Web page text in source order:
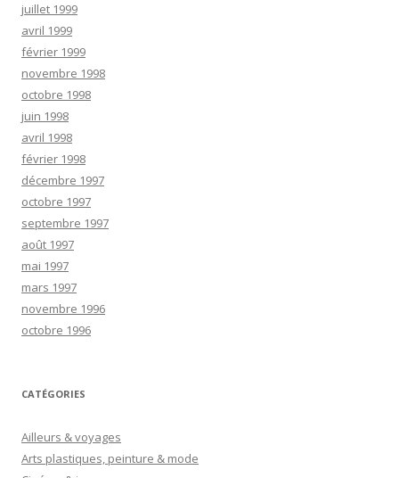
juillet 1999
avril 1999
février 1999
novembre 1998
octobre 1998
juin 1998
avril 1998
février 1998
décembre 1997
octobre 1997
septembre 1997
août 1997
mai 1997
mars 1997
novembre 1996
octobre 1996
CATÉGORIES
Ailleurs & voyages
Arts plastiques, peinture & mode